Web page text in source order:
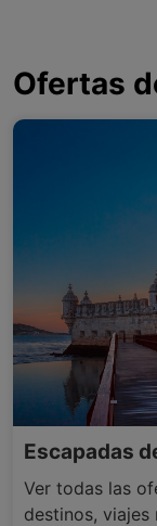
Ofertas
Escapadas
Ver todas las
destinos, viajes